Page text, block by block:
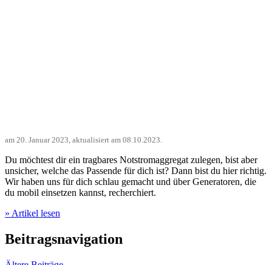
am 20. Januar 2023 , aktualisiert am 08.10.2023
Du möchtest dir ein tragbares Notstromaggregat zulegen, bist aber
unsicher, welche das Passende für dich ist? Dann bist du hier richtig.
Wir haben uns für dich schlau gemacht und über Generatoren, die
du mobil einsetzen kannst, recherchiert.
» Artikel lesen
Beitragsnavigation